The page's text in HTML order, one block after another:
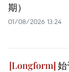
期）
01/08/2026 13:24
始